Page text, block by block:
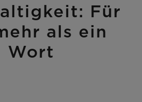
Für
als ein
Wort